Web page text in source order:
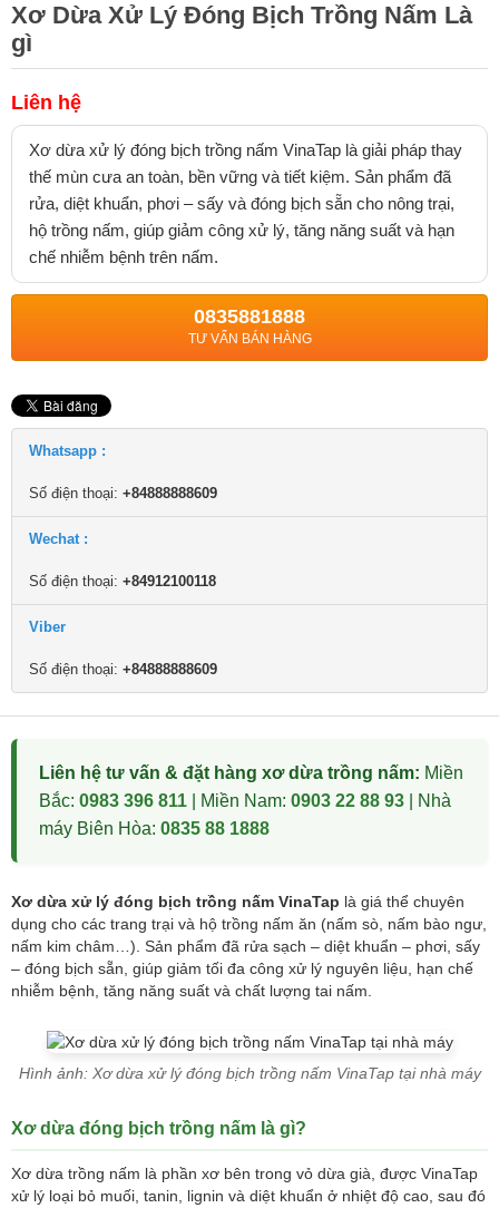
Xơ Dừa Xử Lý Đóng Bịch Trồng Nấm Là
gì
Liên hệ
Xơ dừa xử lý đóng bịch trồng nấm VinaTap là giải pháp thay
thế mùn cưa an toàn, bền vững và tiết kiệm. Sản phẩm đã
rửa, diệt khuẩn, phơi – sấy và đóng bịch sẵn cho nông trại,
hộ trồng nấm, giúp giảm công xử lý, tăng năng suất và hạn
chế nhiễm bệnh trên nấm.
0835881888
TƯ VẤN BÁN HÀNG
Whatsapp :
Số điện thoại: +84888888609
Wechat :
Số điện thoại: +84912100118
Viber
Số điện thoại: +84888888609
Liên hệ tư vấn & đặt hàng xơ dừa trồng nấm: Miền
Bắc: 0983 396 811 | Miền Nam: 0903 22 88 93 | Nhà
máy Biên Hòa: 0835 88 1888
Xơ dừa xử lý đóng bịch trồng nấm VinaTap là giá thể chuyên
dụng cho các trang trại và hộ trồng nấm ăn (nấm sò, nấm bào ngư,
nấm kim châm…). Sản phẩm đã rửa sạch – diệt khuẩn – phơi, sấy
– đóng bịch sẵn, giúp giảm tối đa công xử lý nguyên liệu, hạn chế
nhiễm bệnh, tăng năng suất và chất lượng tai nấm.
Hình ảnh: Xơ dừa xử lý đóng bịch trồng nấm VinaTap tại nhà máy
Xơ dừa đóng bịch trồng nấm là gì?
Xơ dừa trồng nấm là phần xơ bên trong vỏ dừa già, được VinaTap
xử lý loại bỏ muối, tanin, lignin và diệt khuẩn ở nhiệt độ cao, sau đó